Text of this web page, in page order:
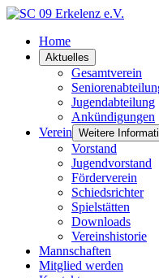
Home
Aktuelles
Gesamtverein
Jugendabteilung
Ankündigungen
Verein Weitere
Vorstand
Jugendvorstand
Förderverein
Schiedsrichter
Spielstätten
Downloads
Vereinshistorie
Mannschaften
Mitglied werden